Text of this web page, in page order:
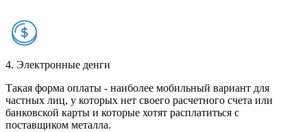
4. Электронные денги
Такая форма оплаты - наиболее мобильный вариант для
частных лиц, у которых нет своего расчетного счета или
банковской карты и которые хотят расплатиться с
поставщиком металла.